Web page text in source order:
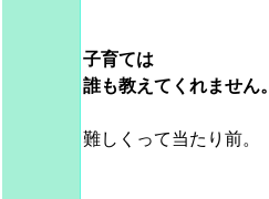
子育ては
誰も教えてくれません。
難しくって当たり前。